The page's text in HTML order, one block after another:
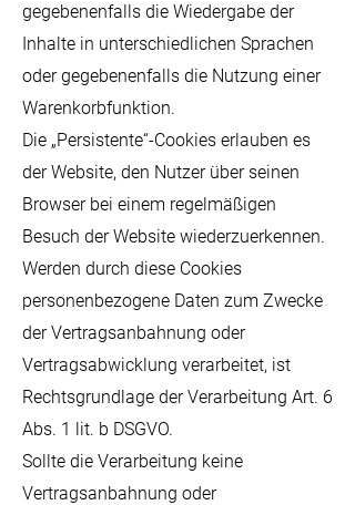
gegebenenfalls die Wiedergabe der
Inhalte in unterschiedlichen Sprachen
oder gegebenenfalls die Nutzung einer
Warenkorbfunktion.
Die „Persistente“-Cookies erlauben es
der Website, den Nutzer über seinen
Browser bei einem regelmäßigen
Besuch der Website wiederzuerkennen.
Werden durch diese Cookies
personenbezogene Daten zum Zwecke
der Vertragsanbahnung oder
Vertragsabwicklung verarbeitet, ist
Rechtsgrundlage der Verarbeitung Art. 6
Abs. 1 lit. b DSGVO.
Sollte die Verarbeitung keine
Vertragsanbahnung oder